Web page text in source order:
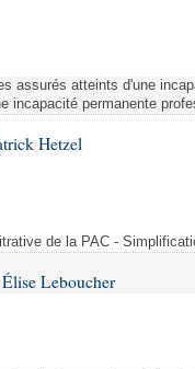
assurés atteints d'une
incapacité permanente
Hetzel
de la PAC -
Leboucher